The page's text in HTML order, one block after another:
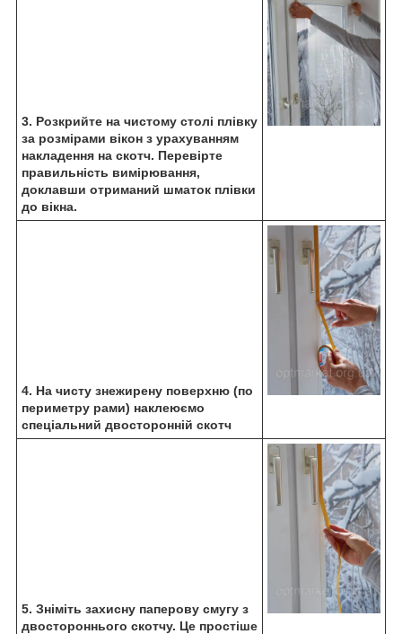
3. Розкрийте на чистому столі плівку
за розмірами вікон з урахуванням
накладення на скотч. Перевірте
правильність вимірювання,
доклавши отриманий шматок плівки
до вікна.
4. На чисту знежирену поверхню (по
периметру рами) наклеюємо
спеціальний двосторонній скотч
5. Зніміть захисну паперову смугу з
двостороннього скотчу. Це простіше